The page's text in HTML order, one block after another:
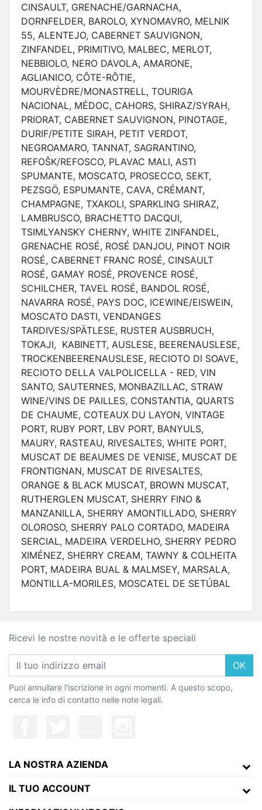
CINSAULT, GRENACHE/GARNACHA,
DORNFELDER, BAROLO, XYNOMAVRO, MELNIK
55, ALENTEJO, CABERNET SAUVIGNON,
ZINFANDEL, PRIMITIVO, MALBEC, MERLOT,
NEBBIOLO, NERO DAVOLA, AMARONE,
AGLIANICO, CÔTE-RÔTIE,
MOURVÈDRE/MONASTRELL, TOURIGA
NACIONAL, MÉDOC, CAHORS, SHIRAZ/SYRAH,
PRIORAT, CABERNET SAUVIGNON, PINOTAGE,
DURIF/PETITE SIRAH, PETIT VERDOT,
NEGROAMARO, TANNAT, SAGRANTINO,
REFOŠK/REFOSCO, PLAVAC MALI, ASTI
SPUMANTE, MOSCATO, PROSECCO, SEKT,
PEZSGÖ, ESPUMANTE, CAVA, CRÉMANT,
CHAMPAGNE, TXAKOLI, SPARKLING SHIRAZ,
LAMBRUSCO, BRACHETTO DACQUI,
TSIMLYANSKY CHERNY, WHITE ZINFANDEL,
GRENACHE ROSÉ, ROSÉ DANJOU, PINOT NOIR
ROSÉ, CABERNET FRANC ROSÉ, CINSAULT
ROSÉ, GAMAY ROSÉ, PROVENCE ROSÉ,
SCHILCHER, TAVEL ROSÉ, BANDOL ROSÉ,
NAVARRA ROSÉ, PAYS DOC, ICEWINE/EISWEIN,
MOSCATO DASTI, VENDANGES
TARDIVES/SPÄTLESE, RUSTER AUSBRUCH,
TOKAJI, KABINETT, AUSLESE, BEERENAUSLESE,
TROCKENBEERENAUSLESE, RECIOTO DI SOAVE,
RECIOTO DELLA VALPOLICELLA - RED, VIN
SANTO, SAUTERNES, MONBAZILLAC, STRAW
WINE/VINS DE PAILLES, CONSTANTIA, QUARTS
DE CHAUME, COTEAUX DU LAYON, VINTAGE
PORT, RUBY PORT, LBV PORT, BANYULS,
MAURY, RASTEAU, RIVESALTES, WHITE PORT,
MUSCAT DE BEAUMES DE VENISE, MUSCAT DE
FRONTIGNAN, MUSCAT DE RIVESALTES,
ORANGE & BLACK MUSCAT, BROWN MUSCAT,
RUTHERGLEN MUSCAT, SHERRY FINO &
MANZANILLA, SHERRY AMONTILLADO, SHERRY
OLOROSO, SHERRY PALO CORTADO, MADEIRA
SERCIAL, MADEIRA VERDELHO, SHERRY PEDRO
XIMÉNEZ, SHERRY CREAM, TAWNY & COLHEITA
PORT, MADEIRA BUAL & MALMSEY, MARSALA,
MONTILLA-MORILES, MOSCATEL DE SETÚBAL
Ricevi le nostre novità e le offerte speciali
OK
Puoi annullare l'iscrizione in ogni momenti. A questo scopo,
cerca le info di contatto nelle note legali.
LA NOSTRA AZIENDA
IL TUO ACCOUNT